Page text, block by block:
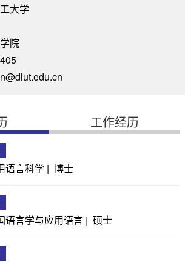
大学
院
工作经历
语言科学 | 博士
语言学与应用语言 | 硕士